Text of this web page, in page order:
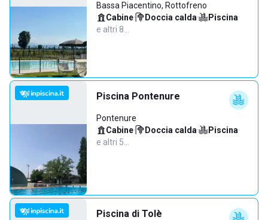
Bassa Piacentino, Rottofreno
Cabine· Doccia calda· Piscina·
e altri 8…
Piscina Pontenure
Pontenure
Cabine· Doccia calda· Piscina·
e altri 5…
Piscina di Tolè